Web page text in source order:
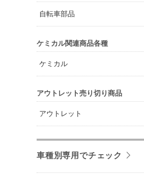
自転車部品
ケミカル関連商品各種
ケミカル
アウトレット売り切り商品
アウトレット
車種別専用でチェック